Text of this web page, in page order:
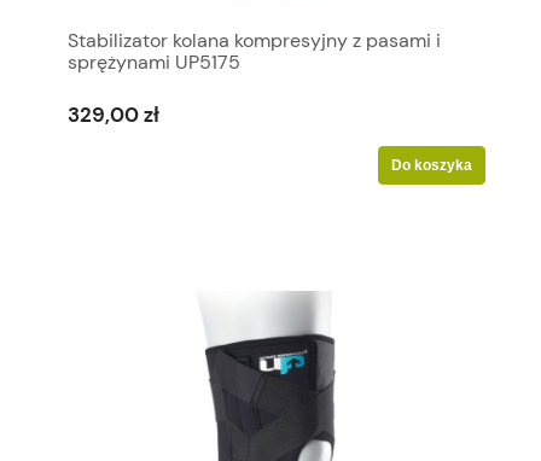
Stabilizator kolana kompresyjny z pasami i
sprężynami UP5175
329,00 zł
Do koszyka